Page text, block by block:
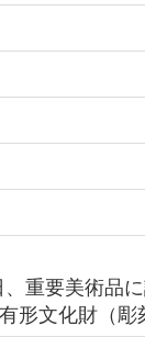
重要美術品
形文化財（彫